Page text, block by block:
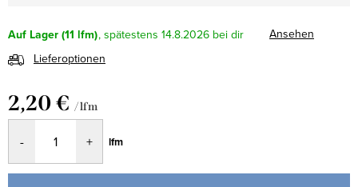
Auf Lager (11 lfm) 14.8.2026
Ansehen
Lieferoptionen
2,20 € / lfm
lfm